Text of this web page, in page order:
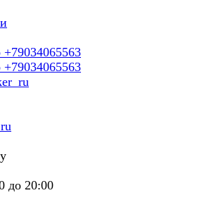
+79034065563
+79034065563
до 20:00